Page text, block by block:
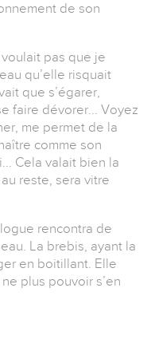
de son
pas que je
qu’elle risquait
que s’égarer,
faire dévorer... Voyez
me permet de la
comme son
Cela valait bien la
reste, sera vitre
rencontra de
La brebis, ayant la
en boitillant. Elle
plus pouvoir s’en